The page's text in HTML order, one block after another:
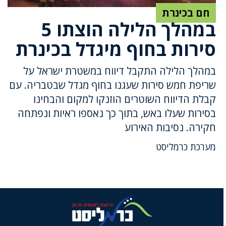
חם בכינרת
במהלך הלילה הוצתו 5
סירות בחוף מיגדל בכינרת
במהלך הלילה התקבל דיווח במשטרת ישראל על
שריפת חמש סירות שעגנו בחוף מגדל שבטבריה. עם
קבלת הדיווח השוטרים הוזנקו למקום והבחינו
בסירות שעלו באש, בתוך כך נאספו ראיות ונפתחה
חקירה. נסיבות האירוע
מערכת כרמליסט